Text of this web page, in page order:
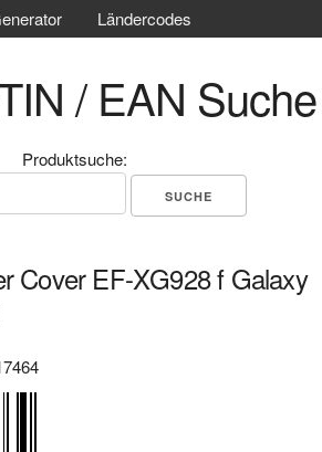
Ländercodes
/ EAN Suche
Produktsuche:
Cover EF-XG928 f Galaxy